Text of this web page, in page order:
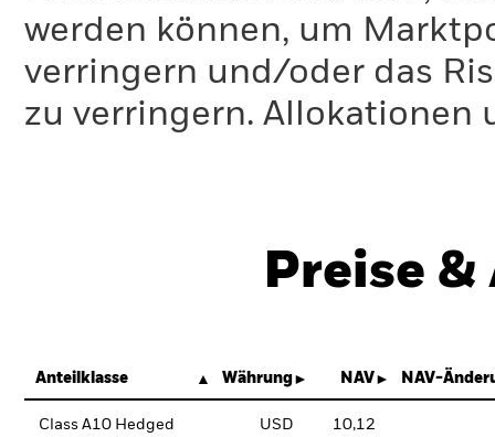
werden können, um
verringern und/oder das
zu verringern. Allokationen
Preise
Anteilklasse Währung NAV NAV-
Class A10 Hedged USD 10,12